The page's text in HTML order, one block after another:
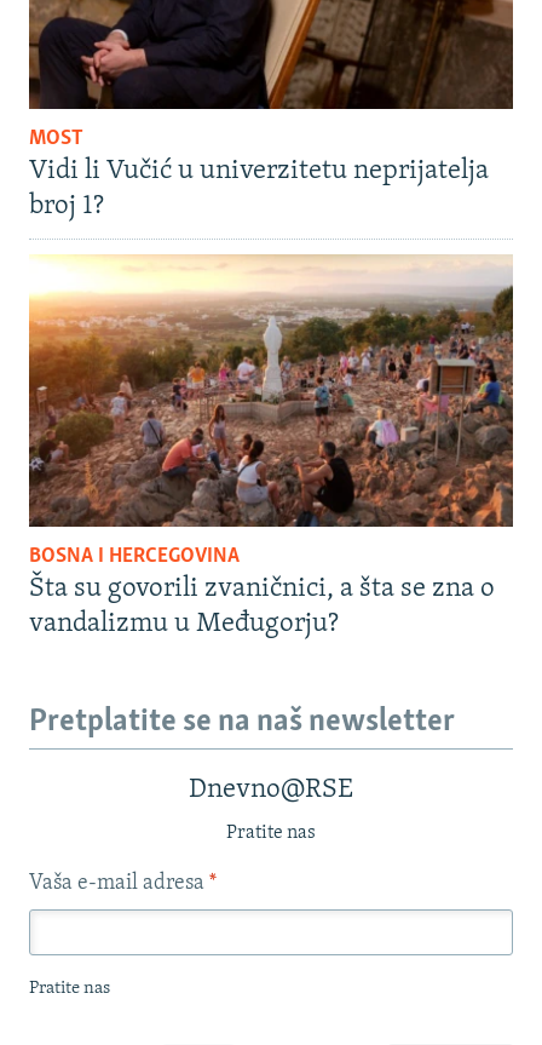
MOST
Vidi li Vučić u univerzitetu neprijatelja
broj 1?
BOSNA I HERCEGOVINA
Šta su govorili zvaničnici, a šta se zna o
vandalizmu u Međugorju?
Pretplatite se na naš newsletter
Dnevno@RSE
Pratite nas
Vaša e-mail adresa *
Pratite nas